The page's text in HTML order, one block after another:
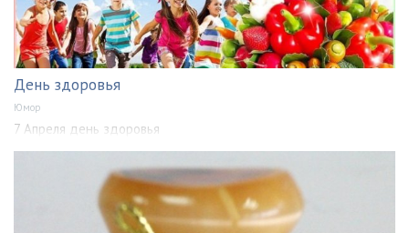
День здоровья
Юмор
7 Апреля день здоровья